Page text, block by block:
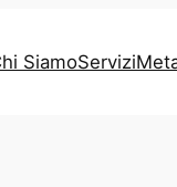
SiamoServizi